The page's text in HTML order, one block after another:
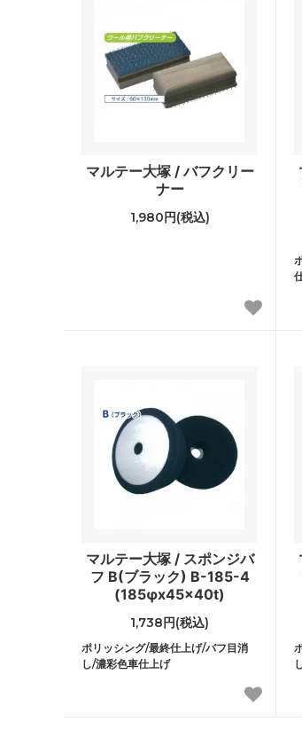
マルテー大塚 / バフクリー
ナー
1,980円(税込)
マルテー大塚 / スポンジバ
フ B(ブラック) B-185-4
(185φx45x40t)
1,738円(税込)
ポリッシング/最終仕上げ/バフ目消
し/濃彩色車仕上げ